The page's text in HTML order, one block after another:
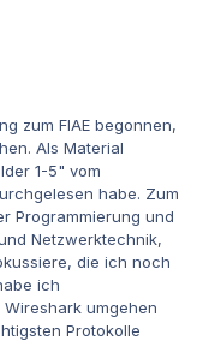
zum FIAE begonnen,
Als Material
1-5" vom
habe. Zum
Programmierung und
Netzwerktechnik,
die ich noch
ich
umgehen
Protokolle